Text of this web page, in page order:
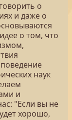
о
и даже о
о том, что
наук
и
"Если вы не
хорошо,